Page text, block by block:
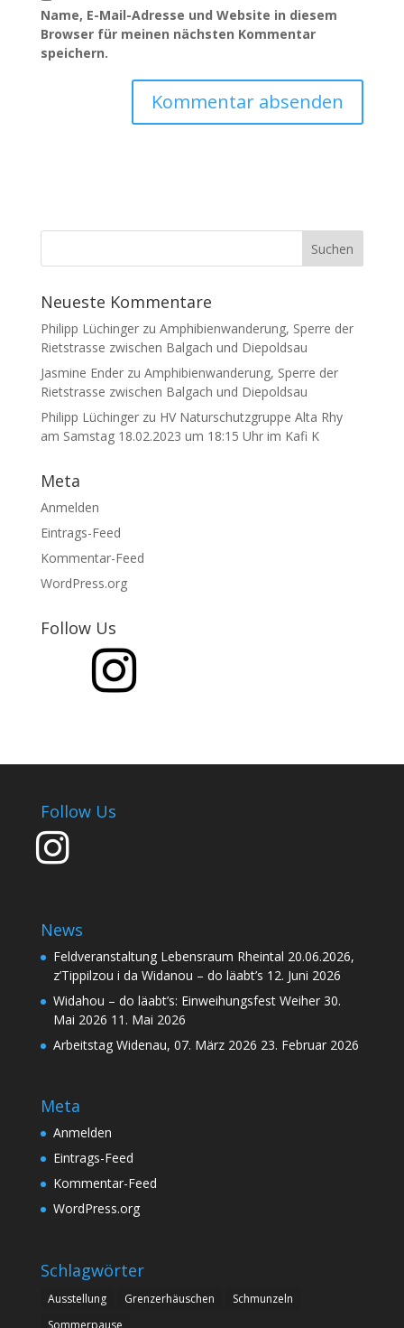
Name, E-Mail-Adresse und Website in diesem
Browser für meinen nächsten Kommentar
speichern.
Neueste Kommentare
Philipp Lüchingerzu Amphibienwanderung, Sperre der
Rietstrasse zwischen Balgach und Diepoldsau
Jasmine Enderzu Amphibienwanderung, Sperre der
Rietstrasse zwischen Balgach und Diepoldsau
Philipp Lüchingerzu HV Naturschutzgruppe Alta Rhy
am Samstag 18.02.2023 um 18:15 Uhr im Kafi K
Meta
Anmelden
Eintrags-Feed
Kommentar-Feed
WordPress.org
Follow Us
Follow Us
News
Feldveranstaltung Lebensraum Rheintal 20.06.2026,
z’Tippilzou i da Widanou – do läabt’s 12. Juni 2026
Widahou – do läabt’s: Einweihungsfest Weiher 30.
Mai 2026 11. Mai 2026
Arbeitstag Widenau, 07. März 2026 23. Februar 2026
Meta
Anmelden
Eintrags-Feed
Kommentar-Feed
WordPress.org
Schlagwörter
Ausstellung Grenzerhäuschen
Schmunzeln
Sommerpause